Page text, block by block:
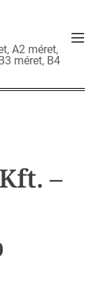
A2 méret,
méret, B4
M
–